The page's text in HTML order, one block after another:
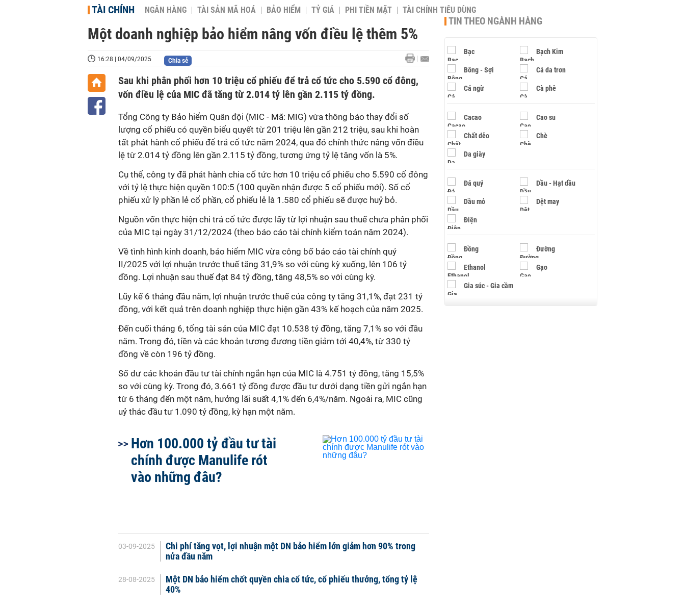
TÀI CHÍNH NGÂN HÀNG TÀI SẢN MÃ HOÁ BẢO HIỂM TỶ GIÁ PHI TIỀN MẶT TÀI CHÍNH TIÊU DÙNG
Một doanh nghiệp bảo hiểm nâng vốn điều lệ thêm 5%
16:28 | 04/09/2025 Chia sẻ
Sau khi phân phối hơn 10 triệu cổ phiếu để trả cổ tức cho 5.590 cổ đông,
vốn điều lệ của MIC đã tăng từ 2.014 tỷ lên gần 2.115 tỷ đồng.
Tổng Công ty Bảo hiểm Quân đội (MIC - Mã: MIG) vừa thông báo thay đổi số
lượng cổ phiếu có quyền biểu quyết từ 201 triệu lên gần 212 triệu, sau khi hoàn
tất phát hành cổ phiếu để trả cổ tức năm 2024, qua đó chính thức nâng vốn điều
lệ từ 2.014 tỷ đồng lên gần 2.115 tỷ đồng, tương ứng tỷ lệ tăng vốn là 5%.
Cụ thể, công ty đã phát hành chia cổ tức hơn 10 triệu cổ phiếu cho 5.590 cổ đông
với tỷ lệ thực hiện quyền 100:5 (100 quyền nhận được 5 cổ phiếu mới). Số cổ
phiếu xử lý phần lẻ cổ phần, cổ phiếu lẻ là 1.580 cổ phiếu sẽ được huỷ bỏ.
Nguồn vốn thực hiện chi trả cổ tức được lấy từ lợi nhuận sau thuế chưa phân phối
của MIC tại ngày 31/12/2024 (theo báo cáo tài chính kiểm toán năm 2024).
Về tình hình kinh doanh, bảo hiểm MIC vừa công bố báo cáo tài chính quý
II/2025 với lợi nhuận trước thuế tăng 31,9% so với cùng kỳ xuống, lên 106 tỷ
đồng. Lợi nhuận sau thuế đạt 84 tỷ đồng, tăng 48,5% so với cùng kỳ.
Lũy kế 6 tháng đầu năm, lợi nhuận trước thuế của công ty tăng 31,1 %, đạt 231 tỷ
đồng, với kết quả trên doanh nghiệp thực hiện gần 43% kế hoạch của năm 2025.
Đến cuối tháng 6, tổng tài sản của MIC đạt 10.538 tỷ đồng, tăng 7,1% so với đầu
năm. Trong đó, tiền và các khoản tương đương tiền giảm tới 40,4%, từ 330 tỷ
đồng về còn 196 tỷ đồng.
Số dư các khoản đầu tư tài chính ngắn hạn của MIC là 4.751 tỷ đồng, tăng 15,5%
so với cùng kỳ. Trong đó, 3.661 tỷ đồng được đầu tư dưới dạng tiền gửi ngắn hạn
từ 6 tháng đến một năm, hưởng lãi suất 4,1% đến 6,4%/năm. Ngoài ra, MIC cũng
uỷ thác đầu tư 1.090 tỷ đồng, kỳ hạn một năm.
Hơn 100.000 tỷ đầu tư tài
chính được Manulife rót
vào những đâu?
03-09-2025
Chi phí tăng vọt, lợi nhuận một DN bảo hiểm lớn giảm hơn 90% trong
nửa đầu năm
28-08-2025
Một DN bảo hiểm chốt quyền chia cổ tức, cổ phiếu thưởng, tổng tỷ lệ
40%
TIN THEO NGÀNH HÀNG
Bạc Bạch Kim
Bông - Sợi Cá da trơn
Cá ngừ Cà phê
Cacao Cao su
Chất dẻo Chè
Da giày
Đá quý Dầu - Hạt dầu
Dầu mỏ Dệt may
Điện
Đồng Đường
Ethanol Gạo
Gia súc - Gia cầm